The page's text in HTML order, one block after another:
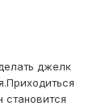
джелк